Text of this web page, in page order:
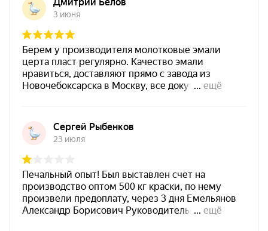
Характеристики
Растворитель
Р-021, Certacor-R,
Слой сухой «на отлип» при +20 °С
Срок хранения
Тара
Вес брутто, кг
0,6